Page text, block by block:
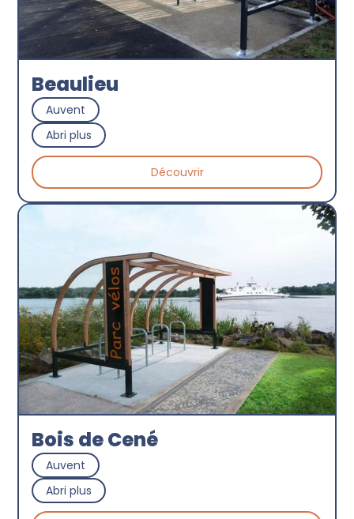
Beaulieu
Auvent
Abri plus
Découvrir
Bois de Cené
Auvent
Abri plus